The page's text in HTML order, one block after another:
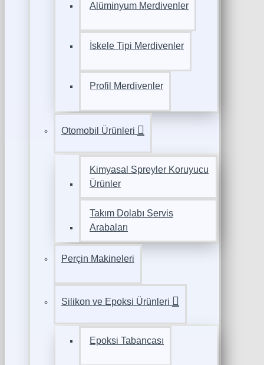
Alüminyum Merdivenler
İskele Tipi Merdivenler
Profil Merdivenler
Otomobil Ürünleri
Kimyasal Spreyler Koruyucu
Ürünler
Takım Dolabı Servis
Arabaları
Perçin Makineleri
Silikon ve Epoksi Ürünleri
Epoksi Tabancası